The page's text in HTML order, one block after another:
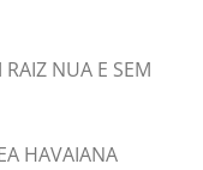
NUA E SEM
HAVAIANA